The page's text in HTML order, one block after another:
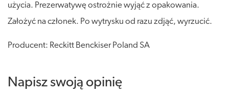
użycia. Prezerwatywę ostrożnie wyjąć z opakowania.
Założyć na członek. Po wytrysku od razu zdjąć, wyrzucić.
Producent: Reckitt Benckiser Poland SA
Napisz swoją opinię